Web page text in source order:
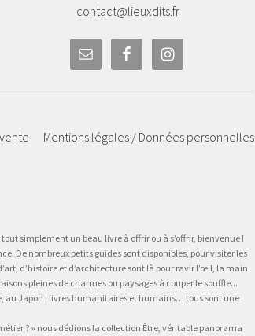
contact@lieuxdits.fr
Mentions légales / Données personnelles
simplement un beau livre à offrir ou à s’offrir, bienvenue !
De nombreux petits guides sont disponibles, pour visiter les
d’histoire et d’architecture sont là pour ravir l’œil, la main
pleines de charmes ou paysages à couper le souffle...
au Japon ; livres humanitaires et humains… tous sont une
? » nous dédions la collection Être, véritable panorama